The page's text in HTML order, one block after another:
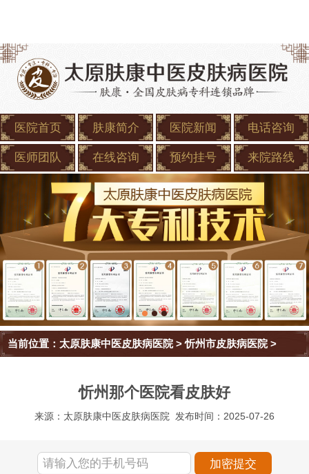
医院首页 肤康简介 医院新闻 电话咨询
医师团队 在线咨询 预约挂号 来院路线
当前位置： 太原肤康中医皮肤病医院>忻州市皮肤病医院>
忻州那个医院看皮肤好
来源：太原肤康中医皮肤病医院 发布时间：2025-07-26